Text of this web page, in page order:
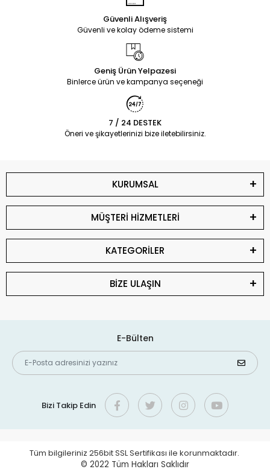
Güvenli Alışveriş
Güvenli ve kolay ödeme sistemi
Geniş Ürün Yelpazesi
Binlerce ürün ve kampanya seçeneği
7 / 24 DESTEK
Öneri ve şikayetlerinizi bize iletebilirsiniz.
KURUMSAL
MÜŞTERİ HİZMETLERİ
KATEGORİLER
BİZE ULAŞIN
E-Bülten
Bizi Takip Edin
Tüm bilgileriniz 256bit SSL Sertifikası ile korunmaktadır.
© 2022 Tüm Hakları Saklıdır